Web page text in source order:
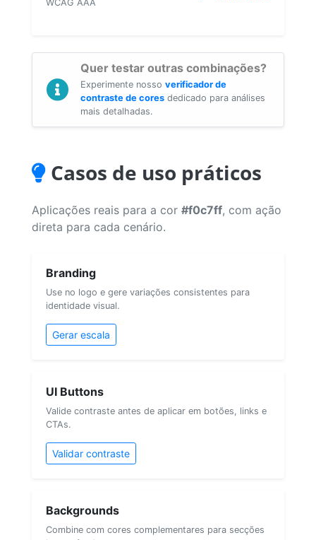
WCAG AAA
Quer testar outras combinações?
Experimente nosso verificador de
contraste de cores dedicado para análises
mais detalhadas.
Casos de uso práticos
Aplicações reais para a cor #f0c7ff, com ação
direta para cada cenário.
Branding
Use no logo e gere variações consistentes para
identidade visual.
Gerar escala
UI Buttons
Valide contraste antes de aplicar em botões, links e
CTAs.
Validar contraste
Backgrounds
Combine com cores complementares para secções